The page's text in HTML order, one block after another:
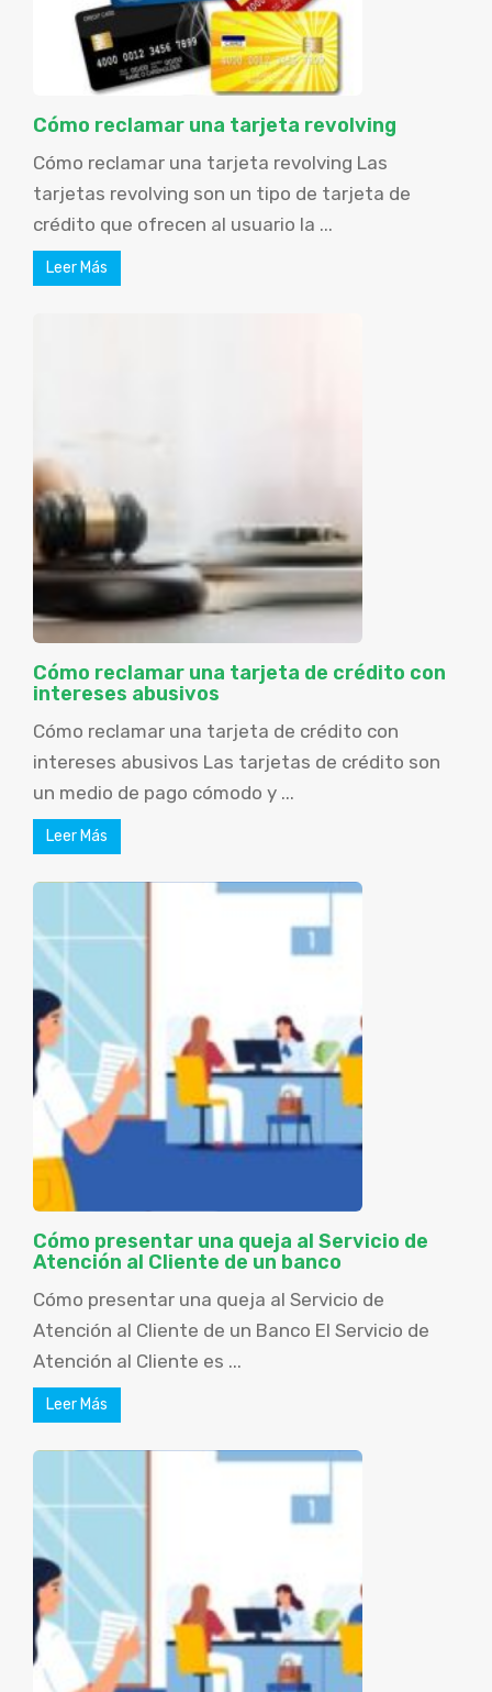
Cómo reclamar una tarjeta revolving
Cómo reclamar una tarjeta revolving Las
tarjetas revolving son un tipo de tarjeta de
crédito que ofrecen al usuario la ...
Leer Más
Cómo reclamar una tarjeta de crédito con
intereses abusivos
Cómo reclamar una tarjeta de crédito con
intereses abusivos Las tarjetas de crédito son
un medio de pago cómodo y ...
Leer Más
Cómo presentar una queja al Servicio de
Atención al Cliente de un banco
Cómo presentar una queja al Servicio de
Atención al Cliente de un Banco El Servicio de
Atención al Cliente es ...
Leer Más